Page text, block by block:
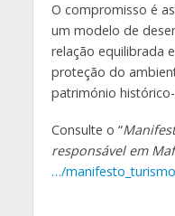
O compromisso é
um modelo de
relação equilibrada
proteção do
património
Consulte o “
responsável em
…/